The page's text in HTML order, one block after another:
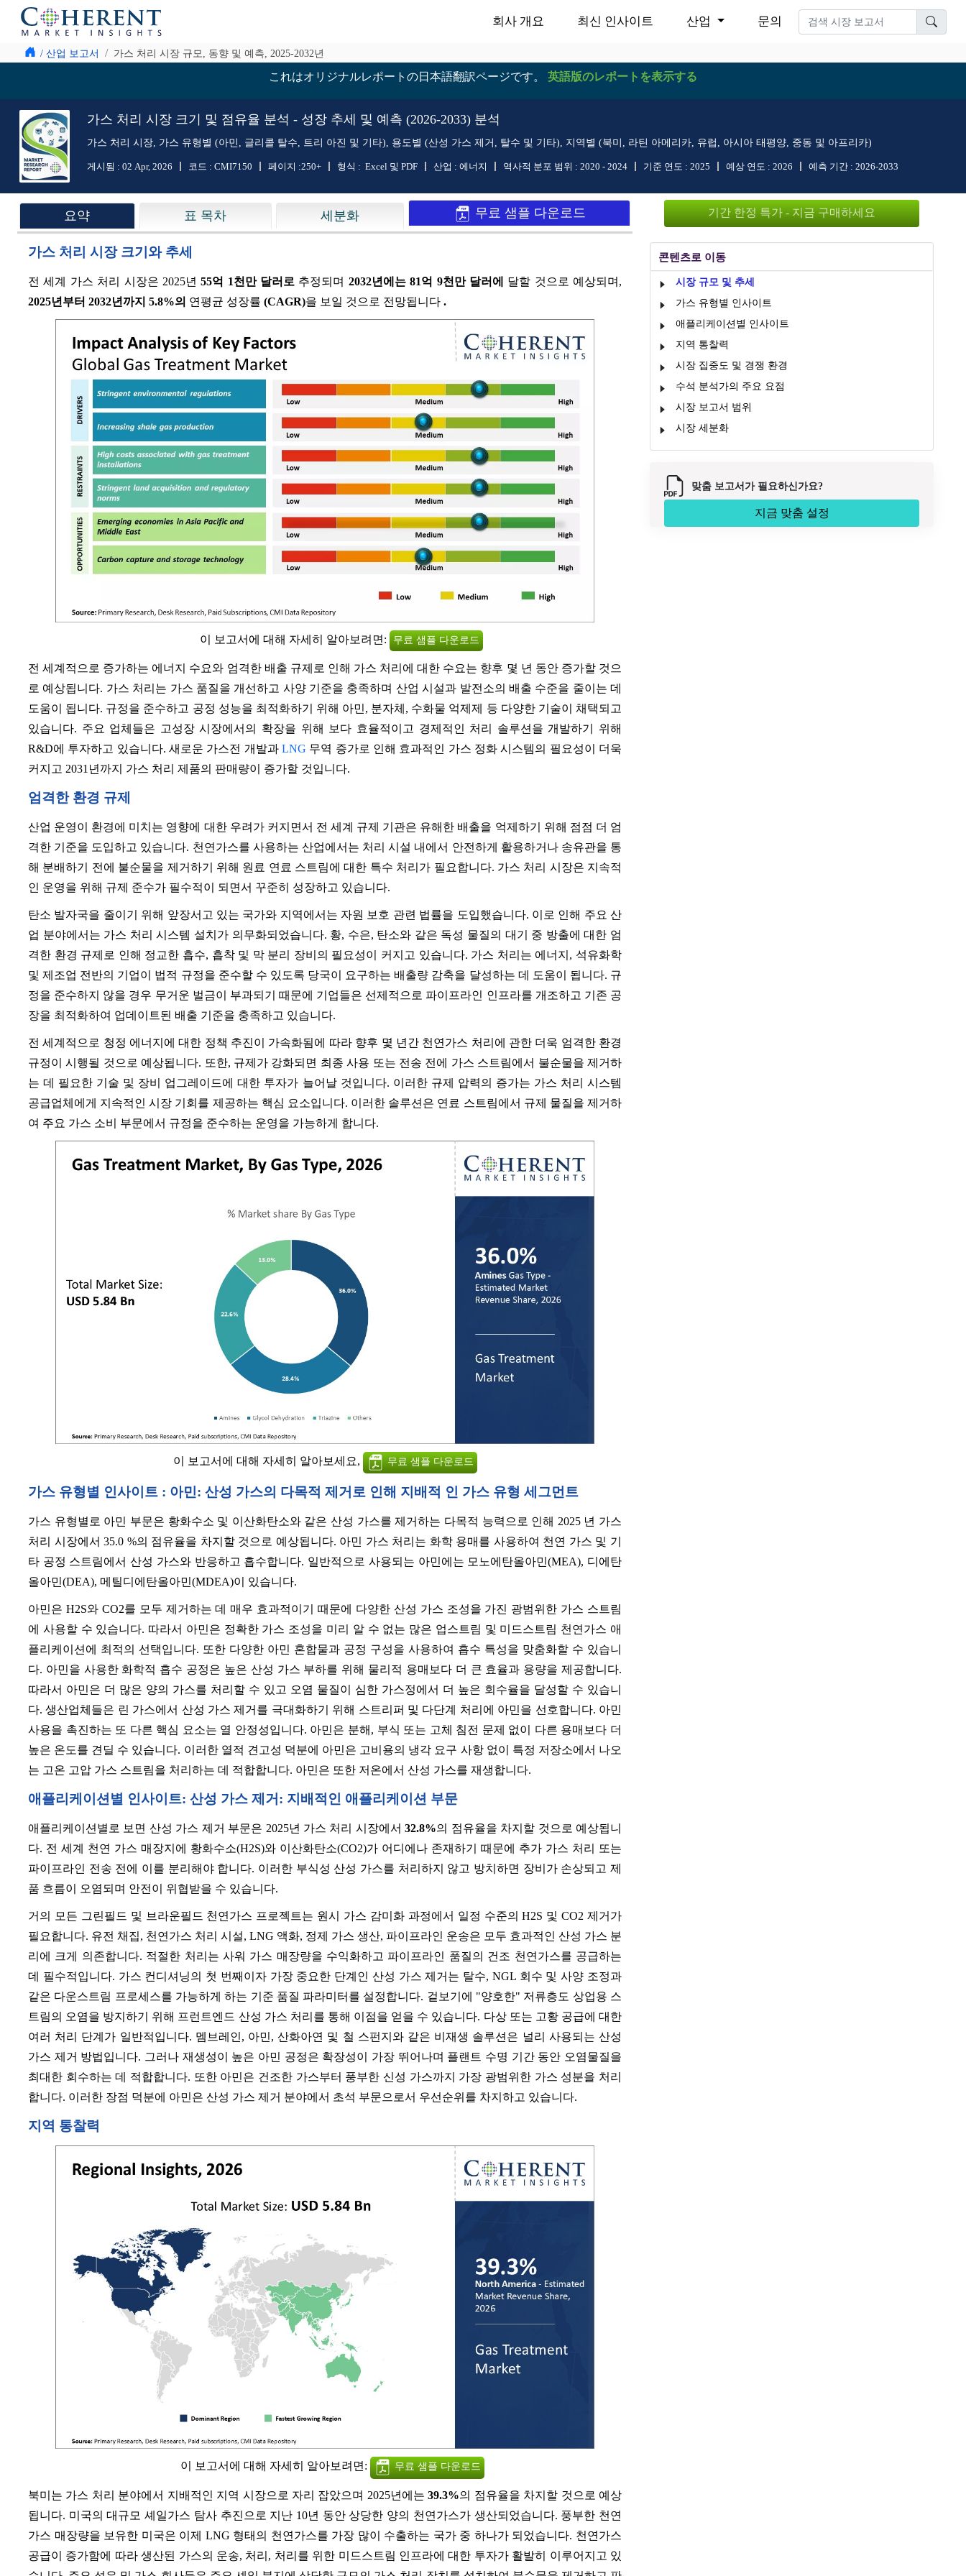
회사 개요 최신 인사이트 산업 문의
/ 산업 보고서 가스 처리 시장 규모, 동향 및 예측, 2025-2032년
これはオリジナルレポートの日本語翻訳ページです。 英語版のレポートを表示する
가스 처리 시장 크기 및 점유율 분석 - 성장 추세 및 예측 (2026-2033) 분석
가스 처리 시장, 가스 유형별 (아민, 글리콜 탈수, 트리 아진 및 기타), 용도별 (산성 가스 제거, 탈수 및 기타), 지역별 (북미, 라틴 아메리카, 유럽, 아시아 태평양, 중동 및 아프리카)
게시됨 : 02 Apr, 2026 코드 : CMI7150 페이지 :250+ 형식 : Excel 및 PDF 산업 : 에너지 역사적 분포 범위 : 2020 - 2024 기준 연도 : 2025 예상 연도 : 2026 예측 기간 : 2026-2033
요약 표 목차 세분화 무료 샘플 다운로드
가스 처리 시장 크기와 추세
전 세계 가스 처리 시장은 2025년55억 1천만 달러로 추정되며 2032년에는 81억 9천만 달러에
달할 것으로 예상되며,
2025년부터 2032년까지 5.8%의 연평균 성장률 (CAGR)을 보일 것으로 전망됩니다 .
이 보고서에 대해 자세히 알아보려면: 무료 샘플 다운로드
전 세계적으로 증가하는 에너지 수요와 엄격한 배출 규제로 인해 가스 처리에 대한 수요는 향후 몇 년 동안 증가할 것으
로 예상됩니다. 가스 처리는 가스 품질을 개선하고 사양 기준을 충족하며 산업 시설과 발전소의 배출 수준을 줄이는 데
도움이 됩니다. 규정을 준수하고 공정 성능을 최적화하기 위해 아민, 분자체, 수화물 억제제 등 다양한 기술이 채택되고
있습니다. 주요 업체들은 고성장 시장에서의 확장을 위해 보다 효율적이고 경제적인 처리 솔루션을 개발하기 위해
R&D에 투자하고 있습니다. 새로운 가스전 개발과 LNG 무역 증가로 인해 효과적인 가스 정화 시스템의 필요성이 더욱
커지고 2031년까지 가스 처리 제품의 판매량이 증가할 것입니다.
엄격한 환경 규제
산업 운영이 환경에 미치는 영향에 대한 우려가 커지면서 전 세계 규제 기관은 유해한 배출을 억제하기 위해 점점 더 엄
격한 기준을 도입하고 있습니다. 천연가스를 사용하는 산업에서는 처리 시설 내에서 안전하게 활용하거나 송유관을 통
해 분배하기 전에 불순물을 제거하기 위해 원료 연료 스트림에 대한 특수 처리가 필요합니다. 가스 처리 시장은 지속적
인 운영을 위해 규제 준수가 필수적이 되면서 꾸준히 성장하고 있습니다.
탄소 발자국을 줄이기 위해 앞장서고 있는 국가와 지역에서는 자원 보호 관련 법률을 도입했습니다. 이로 인해 주요 산
업 분야에서는 가스 처리 시스템 설치가 의무화되었습니다. 황, 수은, 탄소와 같은 독성 물질의 대기 중 방출에 대한 엄
격한 환경 규제로 인해 정교한 흡수, 흡착 및 막 분리 장비의 필요성이 커지고 있습니다. 가스 처리는 에너지, 석유화학
및 제조업 전반의 기업이 법적 규정을 준수할 수 있도록 당국이 요구하는 배출량 감축을 달성하는 데 도움이 됩니다. 규
정을 준수하지 않을 경우 무거운 벌금이 부과되기 때문에 기업들은 선제적으로 파이프라인 인프라를 개조하고 기존 공
장을 최적화하여 업데이트된 배출 기준을 충족하고 있습니다.
전 세계적으로 청정 에너지에 대한 정책 추진이 가속화됨에 따라 향후 몇 년간 천연가스 처리에 관한 더욱 엄격한 환경
규정이 시행될 것으로 예상됩니다. 또한, 규제가 강화되면 최종 사용 또는 전송 전에 가스 스트림에서 불순물을 제거하
는 데 필요한 기술 및 장비 업그레이드에 대한 투자가 늘어날 것입니다. 이러한 규제 압력의 증가는 가스 처리 시스템
공급업체에게 지속적인 시장 기회를 제공하는 핵심 요소입니다. 이러한 솔루션은 연료 스트림에서 규제 물질을 제거하
여 주요 가스 소비 부문에서 규정을 준수하는 운영을 가능하게 합니다.
이 보고서에 대해 자세히 알아보세요, 무료 샘플 다운로드
가스 유형별 인사이트 : 아민: 산성 가스의 다목적 제거로 인해 지배적 인 가스 유형 세그먼트
가스 유형별로 아민 부문은 황화수소 및 이산화탄소와 같은 산성 가스를 제거하는 다목적 능력으로 인해 2025 년 가스
처리 시장에서 35.0 %의 점유율을 차지할 것으로 예상됩니다. 아민 가스 처리는 화학 용매를 사용하여 천연 가스 및 기
타 공정 스트림에서 산성 가스와 반응하고 흡수합니다. 일반적으로 사용되는 아민에는 모노에탄올아민(MEA), 디에탄
올아민(DEA), 메틸디에탄올아민(MDEA)이 있습니다.
아민은 H2S와 CO2를 모두 제거하는 데 매우 효과적이기 때문에 다양한 산성 가스 조성을 가진 광범위한 가스 스트림
에 사용할 수 있습니다. 따라서 아민은 정확한 가스 조성을 미리 알 수 없는 많은 업스트림 및 미드스트림 천연가스 애
플리케이션에 최적의 선택입니다. 또한 다양한 아민 혼합물과 공정 구성을 사용하여 흡수 특성을 맞춤화할 수 있습니
다. 아민을 사용한 화학적 흡수 공정은 높은 산성 가스 부하를 위해 물리적 용매보다 더 큰 효율과 용량을 제공합니다.
따라서 아민은 더 많은 양의 가스를 처리할 수 있고 오염 물질이 심한 가스정에서 더 높은 회수율을 달성할 수 있습니
다. 생산업체들은 린 가스에서 산성 가스 제거를 극대화하기 위해 스트리퍼 및 다단계 처리에 아민을 선호합니다. 아민
사용을 촉진하는 또 다른 핵심 요소는 열 안정성입니다. 아민은 분해, 부식 또는 고체 침전 문제 없이 다른 용매보다 더
높은 온도를 견딜 수 있습니다. 이러한 열적 견고성 덕분에 아민은 고비용의 냉각 요구 사항 없이 특정 저장소에서 나오
는 고온 고압 가스 스트림을 처리하는 데 적합합니다. 아민은 또한 저온에서 산성 가스를 재생합니다.
애플리케이션별 인사이트: 산성 가스 제거: 지배적인 애플리케이션 부문
애플리케이션별로 보면 산성 가스 제거 부문은 2025년 가스 처리 시장에서32.8%의 점유율을 차지할 것으로 예상됩니
다. 전 세계 천연 가스 매장지에 황화수소(H2S)와 이산화탄소(CO2)가 어디에나 존재하기 때문에 추가 가스 처리 또는
파이프라인 전송 전에 이를 분리해야 합니다. 이러한 부식성 산성 가스를 처리하지 않고 방치하면 장비가 손상되고 제
품 흐름이 오염되며 안전이 위협받을 수 있습니다.
거의 모든 그린필드 및 브라운필드 천연가스 프로젝트는 원시 가스 감미화 과정에서 일정 수준의 H2S 및 CO2 제거가
필요합니다. 유전 채집, 천연가스 처리 시설, LNG 액화, 정제 가스 생산, 파이프라인 운송은 모두 효과적인 산성 가스 분
리에 크게 의존합니다. 적절한 처리는 사워 가스 매장량을 수익화하고 파이프라인 품질의 건조 천연가스를 공급하는
데 필수적입니다. 가스 컨디셔닝의 첫 번째이자 가장 중요한 단계인 산성 가스 제거는 탈수, NGL 회수 및 사양 조정과
같은 다운스트림 프로세스를 가능하게 하는 기준 품질 파라미터를 설정합니다. 겉보기에 "양호한" 저류층도 상업용 스
트림의 오염을 방지하기 위해 프런트엔드 산성 가스 처리를 통해 이점을 얻을 수 있습니다. 다상 또는 고황 공급에 대한
여러 처리 단계가 일반적입니다. 멤브레인, 아민, 산화아연 및 철 스펀지와 같은 비재생 솔루션은 널리 사용되는 산성
가스 제거 방법입니다. 그러나 재생성이 높은 아민 공정은 확장성이 가장 뛰어나며 플랜트 수명 기간 동안 오염물질을
최대한 회수하는 데 적합합니다. 또한 아민은 건조한 가스부터 풍부한 신성 가스까지 가장 광범위한 가스 성분을 처리
합니다. 이러한 장점 덕분에 아민은 산성 가스 제거 분야에서 초석 부문으로서 우선순위를 차지하고 있습니다.
지역 통찰력
이 보고서에 대해 자세히 알아보려면: 무료 샘플 다운로드
북미는 가스 처리 분야에서 지배적인 지역 시장으로 자리 잡았으며 2025년에는39.3%의 점유율을 차지할 것으로 예상
됩니다. 미국의 대규모 셰일가스 탐사 추진으로 지난 10년 동안 상당한 양의 천연가스가 생산되었습니다. 풍부한 천연
가스 매장량을 보유한 미국은 이제 LNG 형태의 천연가스를 가장 많이 수출하는 국가 중 하나가 되었습니다. 천연가스
공급이 증가함에 따라 생산된 가스의 운송, 처리, 처리를 위한 미드스트림 인프라에 대한 투자가 활발히 이루어지고 있
기간 한정 특가 - 지금 구매하세요
콘텐츠로 이동
시장 규모 및 추세
가스 유형별 인사이트
애플리케이션별 인사이트
지역 통찰력
시장 집중도 및 경쟁 환경
수석 분석가의 주요 요점
시장 보고서 범위
시장 세분화
맞춤 보고서가 필요하신가요?
지금 맞춤 설정